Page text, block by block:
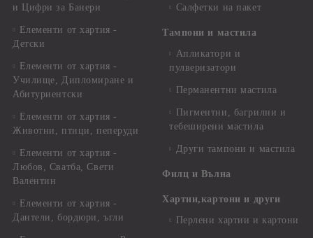
и Цифри за Банери
Елементи от хартия -
Детски
Елементи от хартия -
Училище, Дипломиране и
Абитуриентски
Елементи от хартия -
Животни, птици, пеперуди
Елементи от хартия -
Любов, Сватба, Свети
Валентин
Елементи от хартия -
Дантели, бордюри, ъгли
Салфетки на пакет
Тампони и мастила
Апликатори и
пулверизатори
Перманентни мастила
Пигментни, багрилни и
тебеширени мастила
Други тампони и мастила
Филц и Вълна
Хартии,картони и други
Перлени хартии и картони